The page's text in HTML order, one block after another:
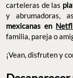
carteleras de las
y abrumadoras,
mexicanas en
familia, pareja o
¡Vean, disfruten y